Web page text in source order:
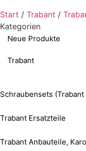
Start / Trabant /
Kategorien
Neue Produkte
Trabant
Schraubensets (Trabant
Trabant Ersatzteile
Trabant Anbauteile,